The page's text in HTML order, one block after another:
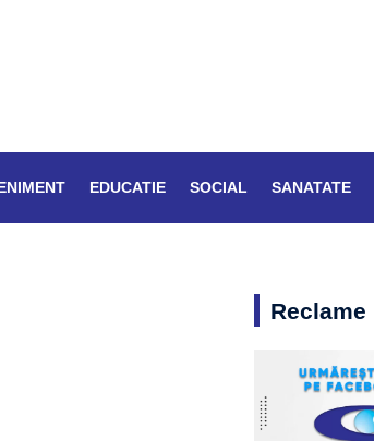
EDUCATIE SOCIAL SANATATE
Reclame